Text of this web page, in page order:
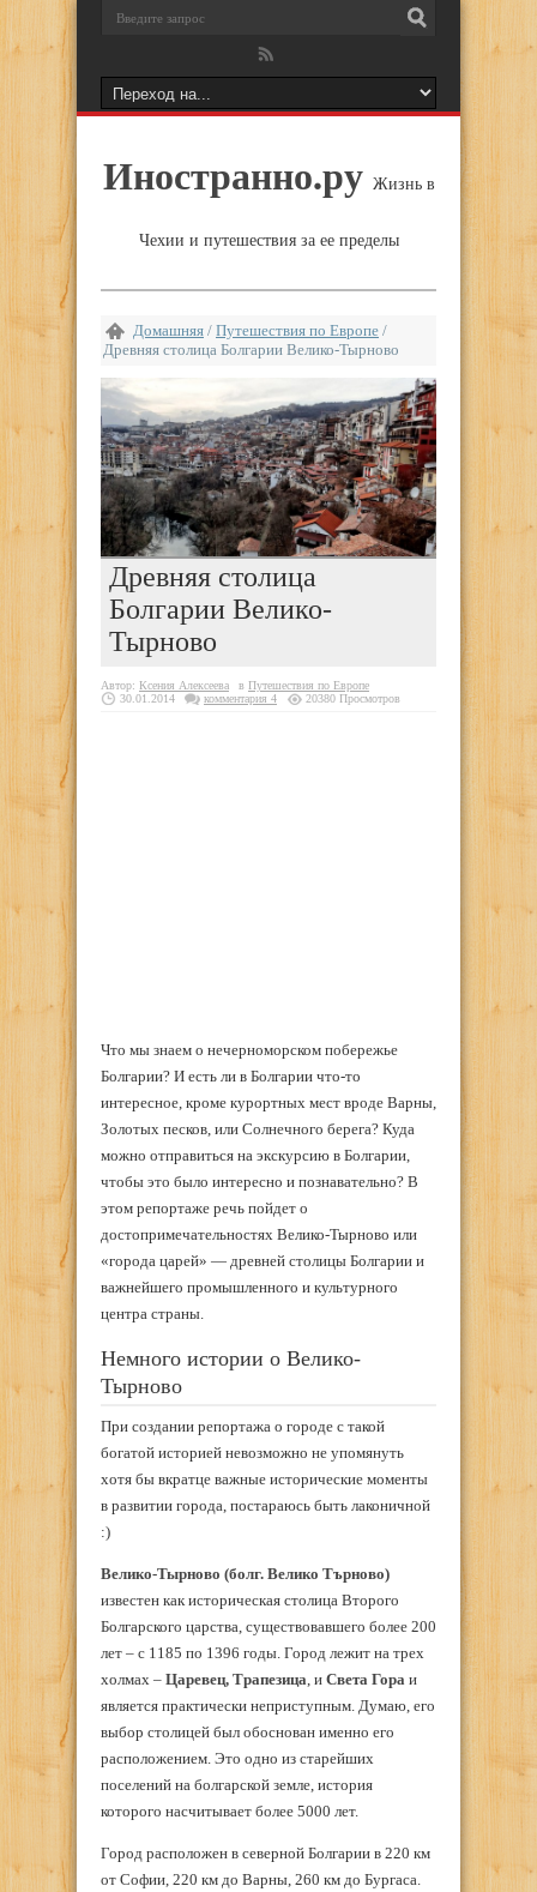
Иностранно.ру Жизнь в
Чехии и путешествия за ее пределы
Домашняя / Путешествия по Европе /
Древняя столица Болгарии Велико-Тырново
Древняя столица
Болгарии Велико-
Тырново
Автор: Ксения Алексеева в Путешествия по Европе
30.01.2014
комментария 4 20380 Просмотров
Что мы знаем о нечерноморском побережье
Болгарии? И есть ли в Болгарии что-то
интересное, кроме курортных мест вроде Варны,
Золотых песков, или Солнечного берега? Куда
можно отправиться на экскурсию в Болгарии,
чтобы это было интересно и познавательно? В
этом репортаже речь пойдет о
достопримечательностях Велико-Тырново или
«города царей» — древней столицы Болгарии и
важнейшего промышленного и культурного
центра страны.
Немного истории о Велико-
Тырново
При создании репортажа о городе с такой
богатой историей невозможно не упомянуть
хотя бы вкратце важные исторические моменты
в развитии города, постараюсь быть лаконичной
:)
Велико-Тырново (болг. Велико Търново)
известен как историческая столица Второго
Болгарского царства, существовавшего более 200
лет – с 1185 по 1396 годы. Город лежит на трех
холмах – Царевец, Трапезица , и Света Гора и
является практически неприступным. Думаю, его
выбор столицей был обоснован именно его
расположением. Это одно из старейших
поселений на болгарской земле, история
которого насчитывает более 5000 лет.
Город расположен в северной Болгарии в 220 км
от Софии, 220 км до Варны, 260 км до Бургаса.